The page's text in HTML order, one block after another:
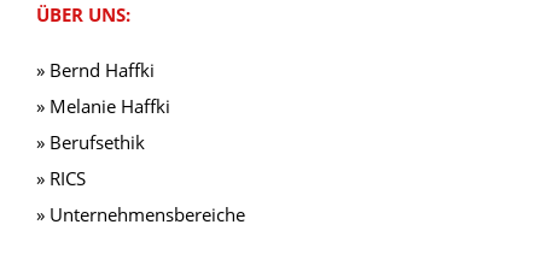
ÜBER UNS:
» Bernd Haffki
» Melanie Haffki
» Berufsethik
» RICS
» Unternehmensbereiche